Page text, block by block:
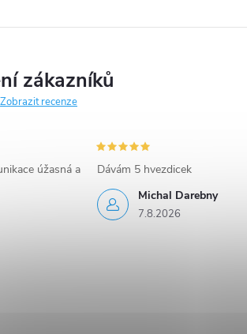
zákazníků
Zobrazit recenze
úžasná a
Michal Darebny
7.8.2026
Dávám 5 hvezdicek